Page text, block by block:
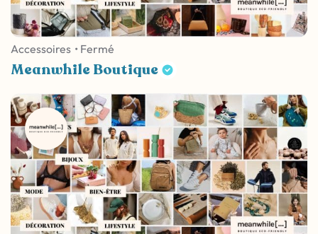
Accessoires • Fermé
Meanwhile Boutique